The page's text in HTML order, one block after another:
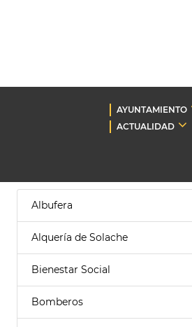
AYUNTAMIENTO
ACTUALIDAD
Albufera
Alquería de Solache
Bienestar Social
Bomberos